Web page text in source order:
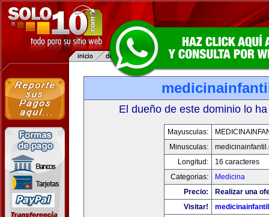
El dueño de este dominio lo
Mayusculas:
Minusculas:
Longitud:
16 caracteres
Categorias:
Medicina
Precio:
Realizar una
Visitar!